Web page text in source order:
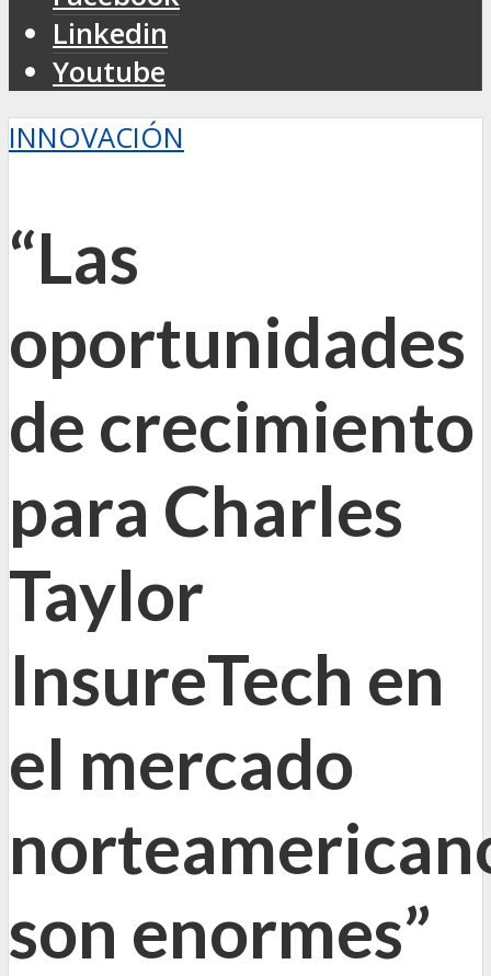
Linkedin
Youtube
INNOVACIÓN
“Las
oportunidades
de crecimiento
para Charles
Taylor
InsureTech en
el mercado
son enormes”